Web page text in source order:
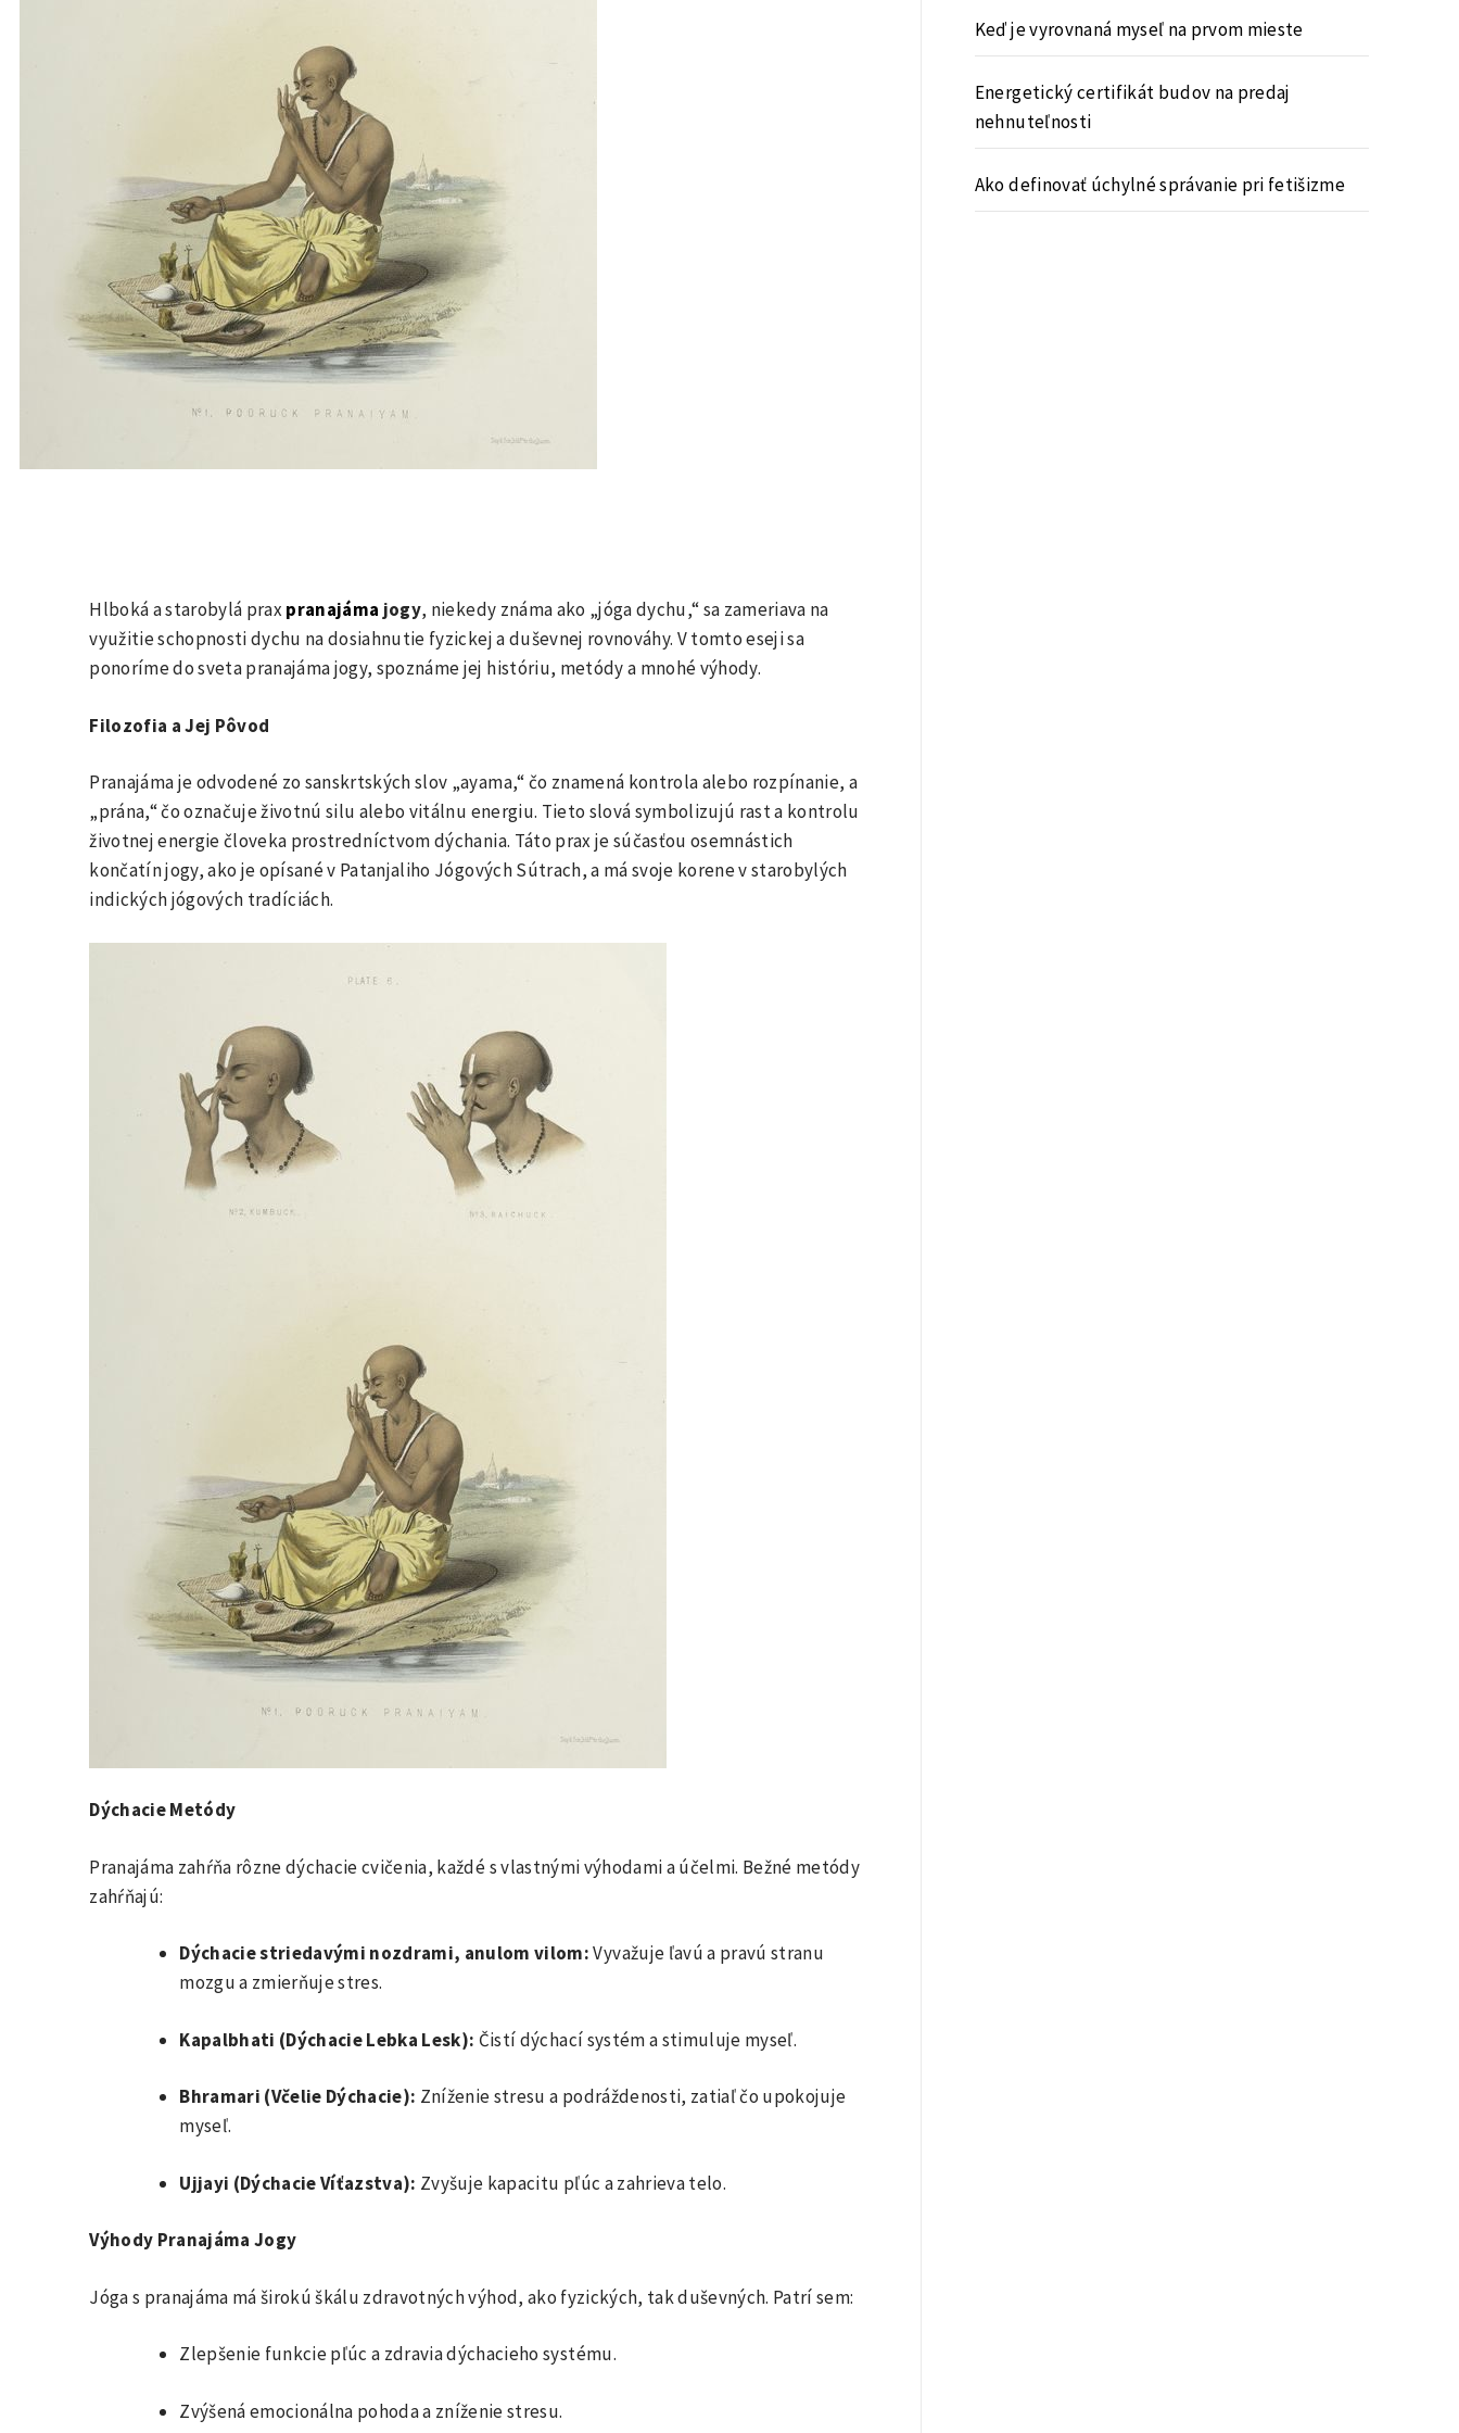
Hlboká a starobylá prax pranajáma jogy, niekedy známa ako „jóga dychu,“ sa zameriava na
využitie schopnosti dychu na dosiahnutie fyzickej a duševnej rovnováhy. V tomto eseji sa
ponoríme do sveta pranajáma jogy, spoznáme jej históriu, metódy a mnohé výhody.
Filozofia a Jej Pôvod
Pranajáma je odvodené zo sanskrtských slov „ayama,“ čo znamená kontrola alebo rozpínanie, a
„prána,“ čo označuje životnú silu alebo vitálnu energiu. Tieto slová symbolizujú rast a kontrolu
životnej energie človeka prostredníctvom dýchania. Táto prax je súčasťou osemnástich
končatín jogy, ako je opísané v Patanjaliho Jógových Sútrach, a má svoje korene v starobylých
indických jógových tradíciách.
Dýchacie Metódy
Pranajáma zahŕňa rôzne dýchacie cvičenia, každé s vlastnými výhodami a účelmi. Bežné metódy
zahŕňajú:
Dýchacie striedavými nozdrami, anulom vilom:Vyvažuje ľavú a pravú stranu
mozgu a zmierňuje stres.
Kapalbhati (Dýchacie Lebka Lesk): Čistí dýchací systém a stimuluje myseľ.
Bhramari (Včelie Dýchacie): Zníženie stresu a podráždenosti, zatiaľ čo upokojuje
myseľ.
Ujjayi (Dýchacie Víťazstva): Zvyšuje kapacitu pľúc a zahrieva telo.
Výhody Pranajáma Jogy
Jóga s pranajáma má širokú škálu zdravotných výhod, ako fyzických, tak duševných. Patrí sem:
Zlepšenie funkcie pľúc a zdravia dýchacieho systému.
Zvýšená emocionálna pohoda a zníženie stresu.
Keď je vyrovnaná myseľ na prvom mieste
Energetický certifikát budov na predaj
nehnuteľnosti
Ako definovať úchylné správanie pri fetišizme